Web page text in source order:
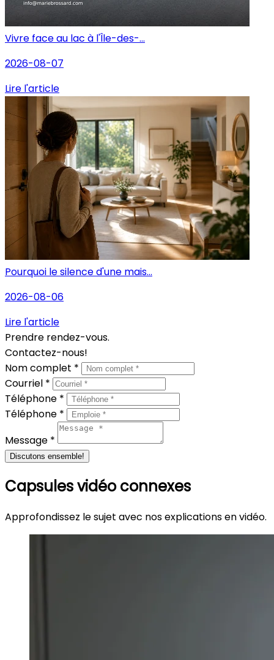
Vivre face au lac à l'Île-des-...
2026-08-07
Lire l'article
Pourquoi le silence d'une mais...
2026-08-06
Lire l'article
Prendre rendez-vous.
Contactez-nous!
Nom complet *
Courriel *
Téléphone *
Téléphone *
Message *
Discutons ensemble!
Capsules vidéo connexes
Approfondissez le sujet avec nos explications en vidéo.